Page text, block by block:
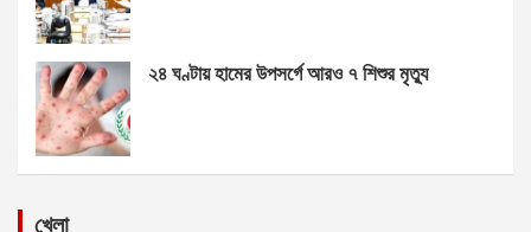
২৪ ঘণ্টায় হামের উপসর্গে আরও ৭ শিশুর মৃত্যু
খেলা